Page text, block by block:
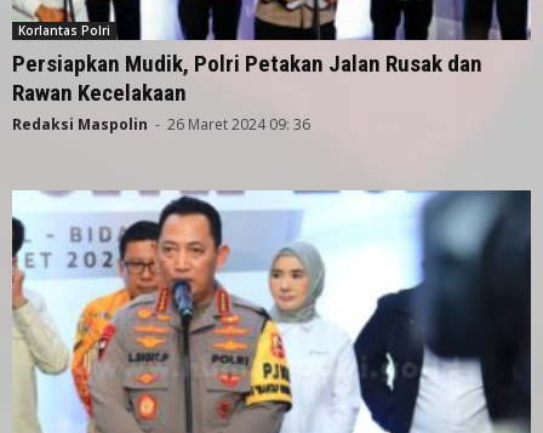
Korlantas Polri
Persiapkan Mudik, Polri Petakan Jalan Rusak dan
Rawan Kecelakaan
Redaksi Maspolin - 26 Maret 2024 09: 36